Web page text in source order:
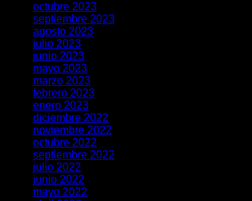
octubre 2023
septiembre 2023
agosto 2023
julio 2023
junio 2023
mayo 2023
marzo 2023
febrero 2023
enero 2023
diciembre 2022
noviembre 2022
octubre 2022
septiembre 2022
julio 2022
junio 2022
mayo 2022